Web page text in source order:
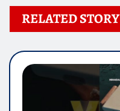
RELATED STORY